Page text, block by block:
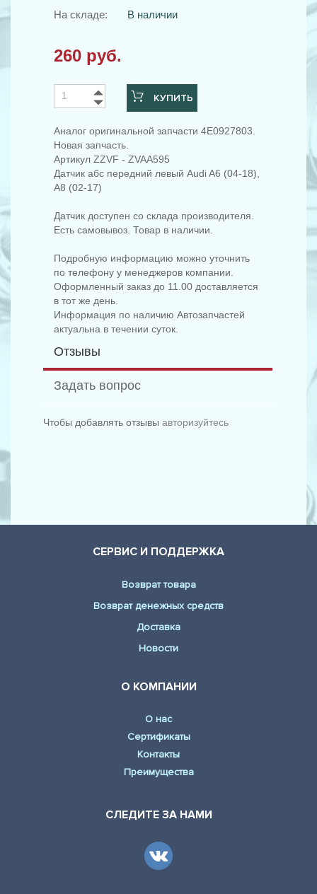
На складе: В наличии
260 руб.
КУПИТЬ
Аналог оригинальной запчасти 4E0927803.
Новая запчасть.
Артикул ZZVF - ZVAA595
Датчик абс передний левый Audi A6 (04-18),
A8 (02-17)
Датчик доступен со склада производителя.
Есть самовывоз. Товар в наличии.
Подробную информацию можно уточнить
по телефону у менеджеров компании.
Оформленный заказ до 11.00 доставляется
в тот же день.
Информация по наличию Автозапчастей
актуальна в течении суток.
Отзывы
Задать вопрос
Чтобы добавлять отзывы авторизуйтесь
СЕРВИС И ПОДДЕРЖКА
Возврат товара
Возврат денежных средств
Доставка
Новости
О КОМПАНИИ
О нас
Сертификаты
Контакты
Преимущества
СЛЕДИТЕ ЗА НАМИ